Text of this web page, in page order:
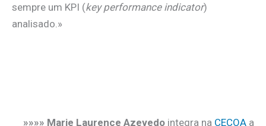
sempre um KPI (key performance indicator)
analisado.»
»»»» Marie Laurence Azevedo integra na CECOA a